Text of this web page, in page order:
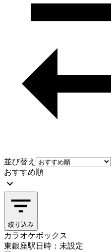
並び替え
おすすめ順
絞り込み
カラオケボックス
東銀座駅日時：未設定